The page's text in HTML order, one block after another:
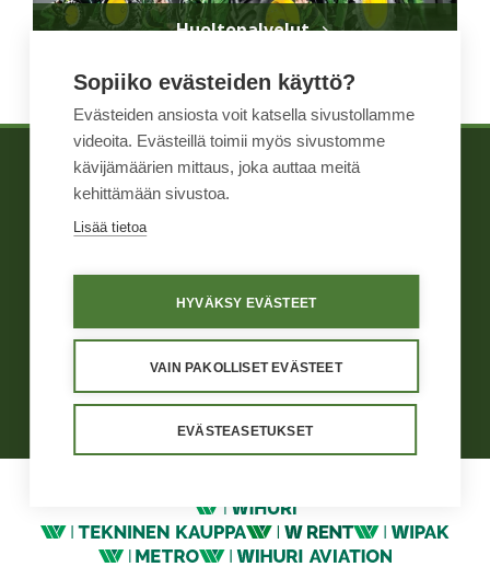
Huoltopalvelut
TIETOA MEISTÄ
TUOTTEET
Yleiset ehdotNäin me toimimme
Väärinkäytösten ilmoituskanavaTietosuojaKäyttöehdot
Evästeasetukset
Sopiiko evästeiden käyttö?
Evästeiden ansiosta voit katsella sivustollamme
videoita. Evästeillä toimii myös sivustomme
kävijämäärien mittaus, joka auttaa meitä
kehittämään sivustoa.
Lisää tietoa
HYVÄKSY EVÄSTEET
VAIN PAKOLLISET EVÄSTEET
EVÄSTEASETUKSET